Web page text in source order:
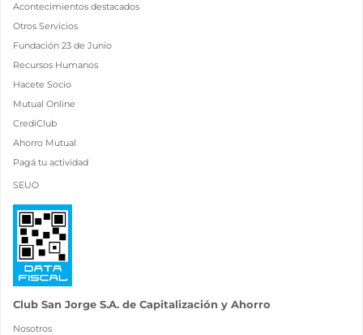
Acontecimientos destacados
Otros Servicios
Fundación 23 de Junio
Recursos Humanos
Hacete Socio
Mutual Online
CrediClub
Ahorro Mutual
Pagá tu actividad
SEUO
Club San Jorge S.A. de Capitalización y Ahorro
Nosotros